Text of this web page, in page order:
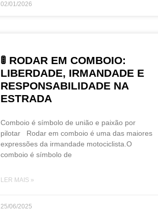
02/01/2026
🚦 RODAR EM COMBOIO:
LIBERDADE, IRMANDADE E
RESPONSABILIDADE NA
ESTRADA
Comboio é símbolo de união e paixão por
pilotar Rodar em comboio é uma das maiores
expressões da irmandade motociclista.O
comboio é símbolo de
LER MAIS »
25/06/2025